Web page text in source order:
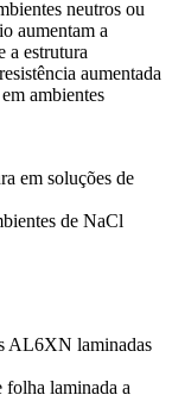
neutros ou
aumentam a
a estrutura
aumentada
ambientes
em soluções de
de NaCl
AL6XN laminadas
laminada a